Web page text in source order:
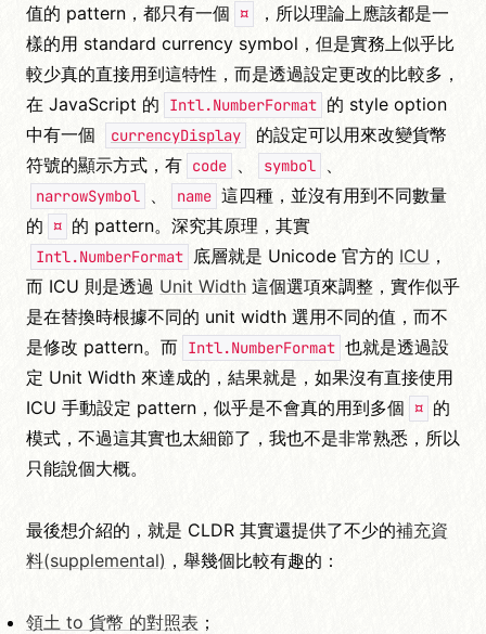
值的 pattern，都只有一個 ¤
，所以理論上應該都是一
樣的用 standard currency symbol，但是實務上似乎比
較少真的直接用到這特性，而是透過設定更改的比較多，
在 JavaScript 的
Intl.NumberFormat 的 style option
中有一個
currencyDisplay
的設定可以用來改變貨幣
符號的顯示方式，有 code 、 symbol 、
narrowSymbol 、 name 這四種，並沒有用到不同數量
的 ¤ 的 pattern。深究其原理，其實
Intl.NumberFormat 底層就是 Unicode 官方的 ICU ，
而 ICU 則是透過 Unit Width 這個選項來調整，實作似乎
是在替換時根據不同的 unit width 選用不同的值，而不
是修改 pattern。而 Intl.NumberFormat 也就是透過設
定 Unit Width 來達成的，結果就是，如果沒有直接使用
ICU 手動設定 pattern，似乎是不會真的用到多個 ¤ 的
模式，不過這其實也太細節了，我也不是非常熟悉，所以
只能說個大概。
最後想介紹的，就是 CLDR 其實還提供了不少的補充資
料(supplemental) ，舉幾個比較有趣的：
領土 to 貨幣 的對照表 ；